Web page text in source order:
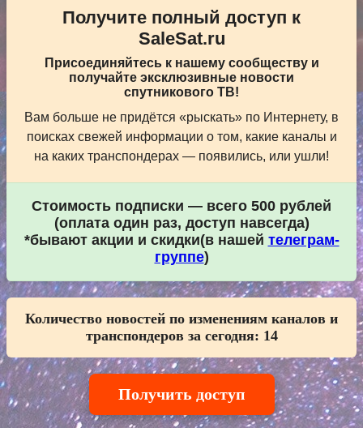
Получите полный доступ к
SaleSat.ru
Присоединяйтесь к нашему сообществу и
получайте эксклюзивные новости
спутникового ТВ!
Вам больше не придётся «рыскать» по Интернету, в
поисках свежей информации о том, какие каналы и
на каких транспондерах — появились, или ушли!
Стоимость подписки — всего 500 рублей
(оплата один раз, доступ навсегда)
*бывают акции и скидки(в нашей телеграм-
группе)
Количество новостей по изменениям каналов и
транспондеров за сегодня: 14
Получить доступ